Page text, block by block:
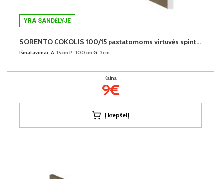
YRA SANDĖLYJE
SORENTO COKOLIS 100/15 pastatomoms virtuvės spintelėms
Išmatavimai: A: 15cm P: 100cm G: 2cm
Kaina:
9€
Į krepšelį